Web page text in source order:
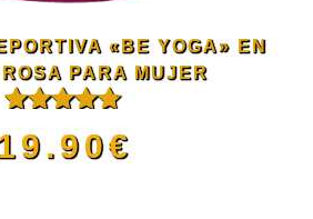
se
pueden
elegir
«BE YOGA» EN
PARA MUJER
Valorado
con4.67 €